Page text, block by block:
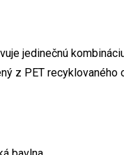
jedinečnú
z PET